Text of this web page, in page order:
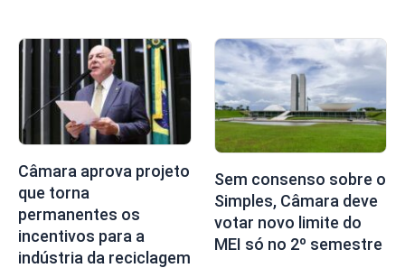
Câmara aprova projeto
que torna
permanentes os
incentivos para a
indústria da reciclagem
Sem consenso sobre o
Simples, Câmara deve
votar novo limite do
MEI só no 2º semestre